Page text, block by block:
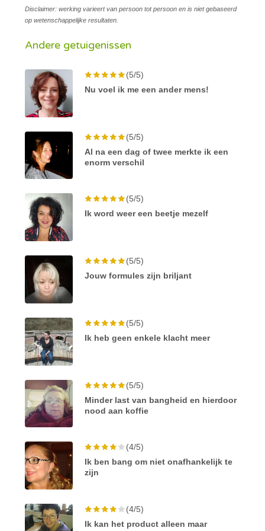
Disclaimer: werking varieert van persoon tot persoon en is niet gebaseerd
op wetenschappelijke resultaten.
Andere getuigenissen
(5/5)
Nu voel ik me een ander mens!
(5/5)
Al na een dag of twee merkte ik een
enorm verschil
(5/5)
Ik word weer een beetje mezelf
(5/5)
Jouw formules zijn briljant
(5/5)
Ik heb geen enkele klacht meer
(5/5)
Minder last van bangheid en hierdoor
nood aan koffie
(4/5)
Ik ben bang om niet onafhankelijk te
zijn
(4/5)
Ik kan het product alleen maar